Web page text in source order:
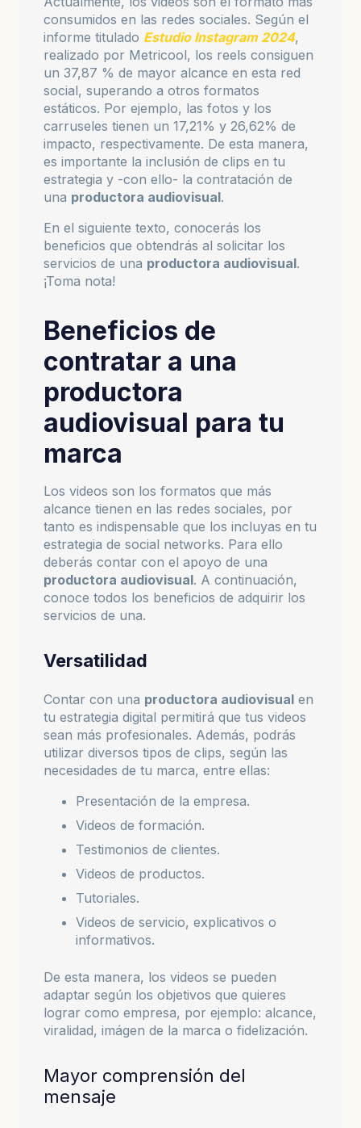
consumidos en las redes sociales. Según el
informe titulado Estudio Instagram 2024,
realizado por Metricool, los reels consiguen
un 37,87 % de mayor alcance en esta red
social, superando a otros formatos
estáticos. Por ejemplo, las fotos y los
carruseles tienen un 17,21% y 26,62% de
impacto, respectivamente. De esta manera,
es importante la inclusión de clips en tu
estrategia y -con ello- la contratación de
una productora audiovisual.
En el siguiente texto, conocerás los
beneficios que obtendrás al solicitar los
servicios de una productora audiovisual.
¡Toma nota!
Beneficios de
contratar a una
productora
audiovisual para tu
marca
Los videos son los formatos que más
alcance tienen en las redes sociales, por
tanto es indispensable que los incluyas en tu
estrategia de social networks. Para ello
deberás contar con el apoyo de una
productora audiovisual. A continuación,
conoce todos los beneficios de adquirir los
servicios de una.
Versatilidad
Contar con una productora audiovisual en
tu estrategia digital permitirá que tus videos
sean más profesionales. Además, podrás
utilizar diversos tipos de clips, según las
necesidades de tu marca, entre ellas:
Presentación de la empresa.
Videos de formación.
Testimonios de clientes.
Videos de productos.
Tutoriales.
Videos de servicio, explicativos o
informativos.
De esta manera, los videos se pueden
adaptar según los objetivos que quieres
lograr como empresa, por ejemplo: alcance,
viralidad, imágen de la marca o fidelización.
Mayor comprensión del
mensaje